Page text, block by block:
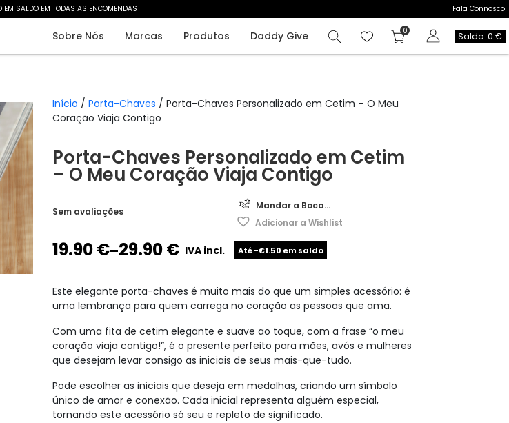
EM SALDO EM TODAS AS ENCOMENDAS​ Fala Connosco
Sobre Nós Marcas Produtos Daddy Give Saldo: 0 €
Início / Porta-Chaves / Porta-Chaves Personalizado em Cetim – O Meu
Coração Viaja Contigo
Porta-Chaves Personalizado em Cetim
– O Meu Coração Viaja Contigo
Sem avaliações
Mandar a Boca...
Adicionar a Wishlist
19.90€–29.90€ IVA incl. Até -€1.50 em saldo
Este elegante porta-chaves é muito mais do que um simples acessório: é
uma lembrança para quem carrega no coração as pessoas que ama.
Com uma fita de cetim elegante e suave ao toque, com a frase “o meu
coração viaja contigo!”, é o presente perfeito para mães, avós e mulheres
que desejam levar consigo as iniciais de seus mais-que-tudo.
Pode escolher as iniciais que deseja em medalhas, criando um símbolo
único de amor e conexão. Cada inicial representa alguém especial,
tornando este acessório só seu e repleto de significado.